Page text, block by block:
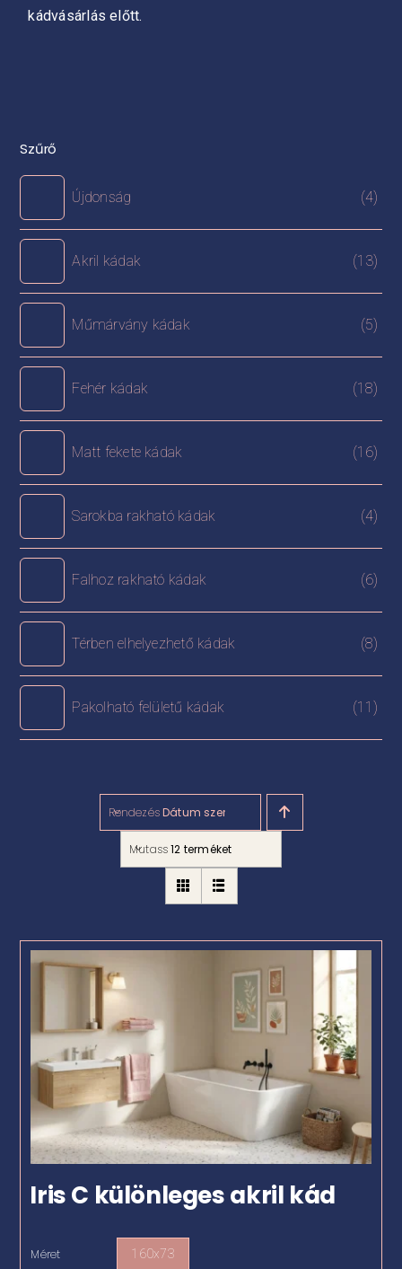
kádvásárlás előtt.
Szűrő
Újdonság (4)
Akril kádak (13)
Műmárvány kádak (5)
Fehér kádak (18)
Matt fekete kádak (16)
Sarokba rakható kádak (4)
Falhoz rakható kádak (6)
Térben elhelyezhető kádak (8)
Pakolható felületű kádak (11)
RendezésDátum szerint
Mutass12 terméket
Iris C különleges akril kád
Méret 160x73